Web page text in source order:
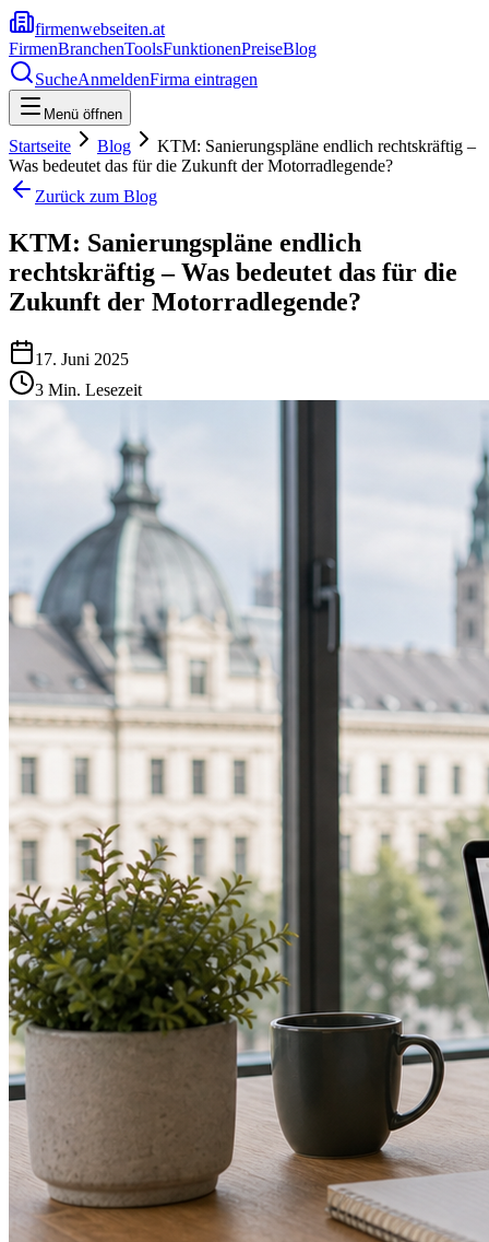
firmenwebseiten.at
FirmenBranchenToolsFunktionenPreiseBlog
SucheAnmeldenFirma eintragen
Menü öffnen
Startseite Blog
KTM: Sanierungspläne endlich rechtskräftig –
Was bedeutet das für die Zukunft der Motorradlegende?
Zurück zum Blog
KTM: Sanierungspläne endlich
rechtskräftig – Was bedeutet das für die
Zukunft der Motorradlegende?
17. Juni 2025
3 Min. Lesezeit